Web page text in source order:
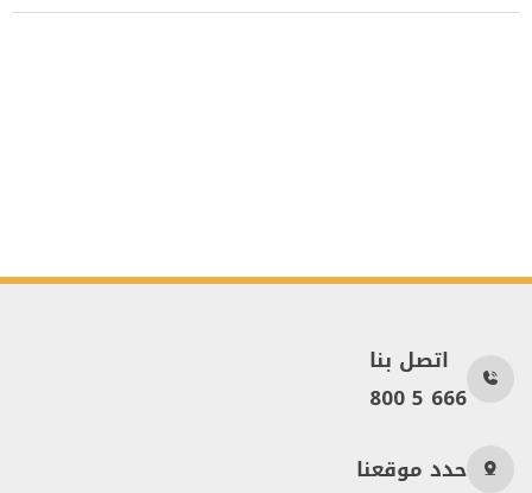
اتصل بنا
800 5 666
حدد موقعنا